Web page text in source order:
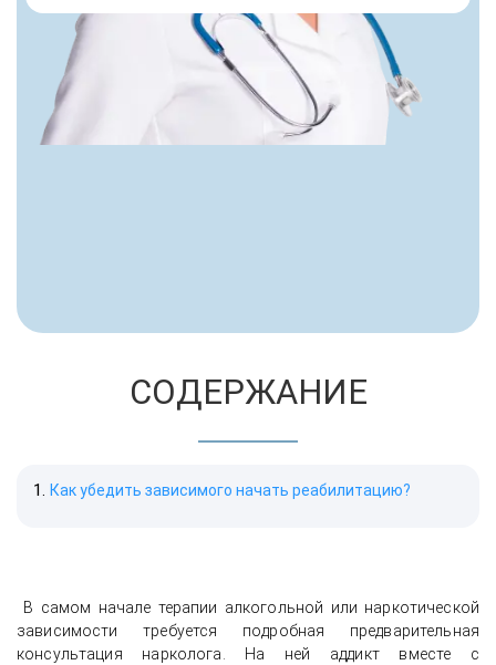
СОДЕРЖАНИЕ
Как убедить зависимого начать реабилитацию?
В самом начале терапии алкогольной или наркотической
зависимости требуется подробная предварительная
консультация нарколога. На ней аддикт вместе с